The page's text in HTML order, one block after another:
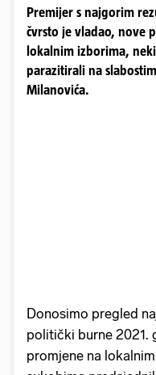
Premijer s najgorim
čvrsto je vladao, nove
lokalnim izborima,
parazitirali na
Milanovića.
Donosimo pregled
politički burne 2021.
promjene na